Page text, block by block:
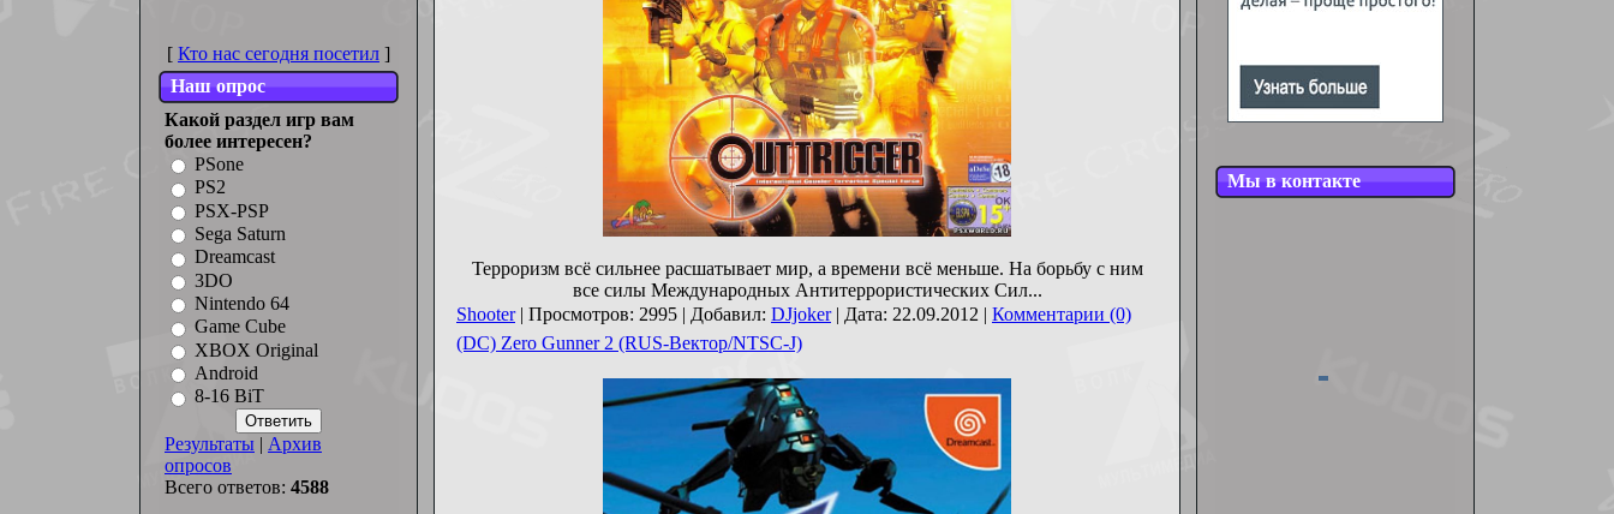
[ Кто нас сегодня посетил ]
Наш опрос
Какой раздел игр вам
более интересен?
PSone
PS2
PSX-PSP
Sega Saturn
Dreamcast
3DO
Nintendo 64
Game Cube
XBOX Original
Android
8-16 BiT
Результаты | Архив
опросов
Всего ответов: 4588
Терроризм всё сильнее расшатывает мир, а времени всё меньше. На борьбу с ним
все силы Международных Антитеррористических Сил...
Shooter| Просмотров: 2995 | Добавил: DJjoker| Дата: 22.09.2012 | Комментарии (0)
(DC) Zero Gunner 2 (RUS-Вектор/NTSC-J)
Мы в контакте